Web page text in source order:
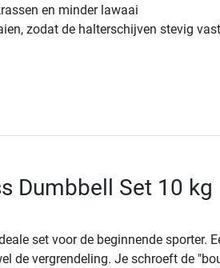
en minder lawaai
zodat de halterschijven stevig
Dumbbell Set 10 kg
set voor de beginnende sporter.
de vergrendeling. Je schroeft de